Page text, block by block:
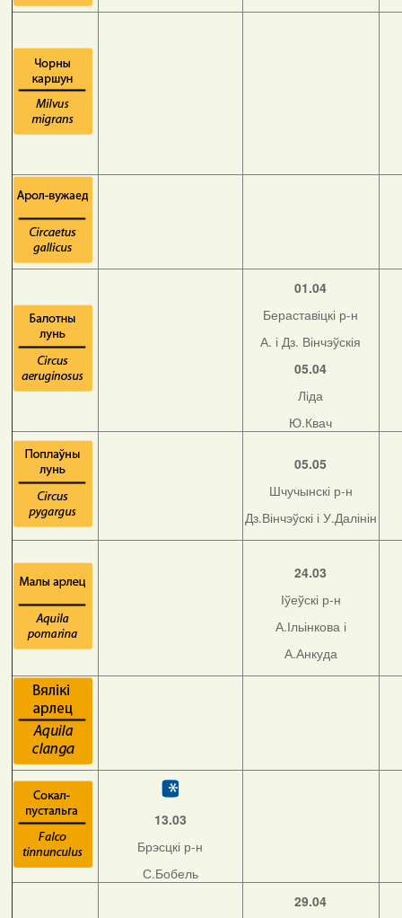
01.04
Бераставіцкі р-н
А. і Дз. Вінчэўскія
05.04
Ліда
Ю.Квач
05.05
Шчучынскі р-н
Дз.Вінчэўскі і У.Далінін
24.03
Іўеўскі р-н
А.Ільінкова і
А.Анкуда
13.03
Брэсцкі р-н
С.Бобель
29.04